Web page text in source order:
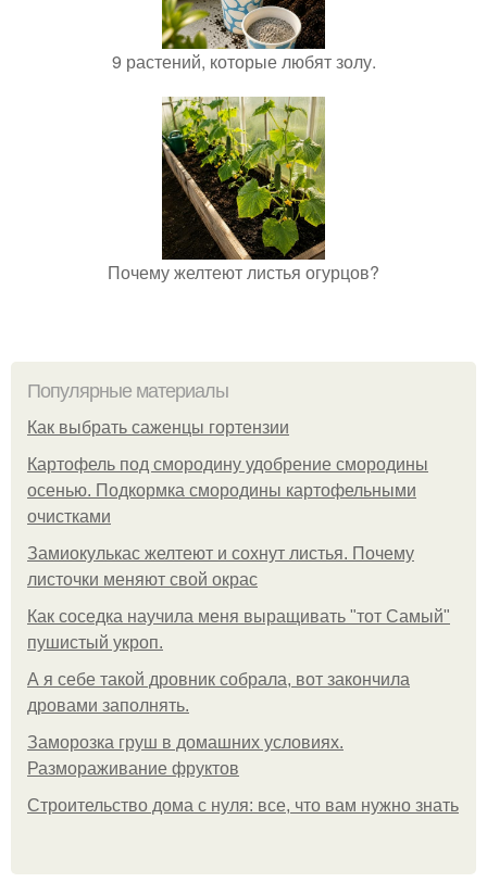
9 растений, которые любят золу.
Почему желтеют листья огурцов?
Популярные материалы
Как выбрать саженцы гортензии
Картофель под смородину удобрение смородины
осенью. Подкормка смородины картофельными
очистками
Замиокулькас желтеют и сохнут листья. Почему
листочки меняют свой окрас
Как соседка научила меня выращивать "тот Самый"
пушистый укроп.
А я себе такой дровник собрала, вот закончила
дровами заполнять.
Заморозка груш в домашних условиях.
Размораживание фруктов
Строительство дома с нуля: все, что вам нужно знать